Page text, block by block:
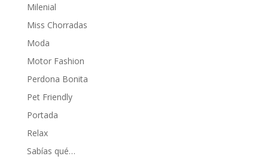
Milenial
Miss Chorradas
Moda
Motor Fashion
Perdona Bonita
Pet Friendly
Portada
Relax
Sabías qué…